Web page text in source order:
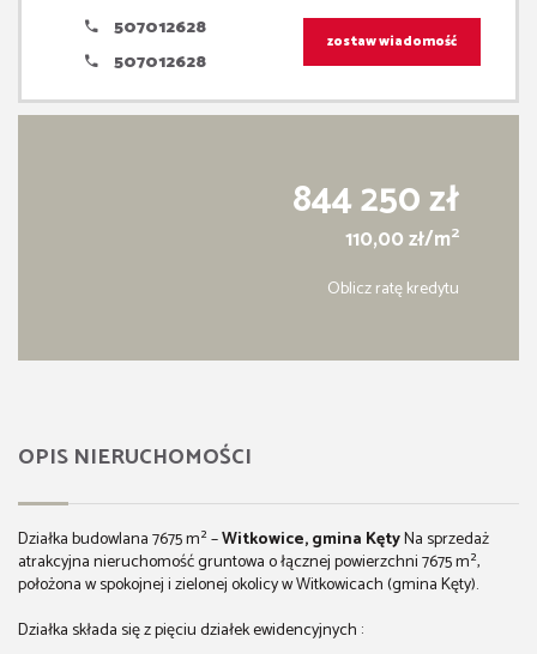
507012628
507012628
zostaw wiadomość
844 250 zł
110,00 zł/m2
Oblicz ratę kredytu
OPIS NIERUCHOMOŚCI
Działka budowlana 7675 m² –Witkowice, gmina KętyNa sprzedaż
atrakcyjna nieruchomość gruntowa o łącznej powierzchni 7675 m²,
położona w spokojnej i zielonej okolicy w Witkowicach (gmina Kęty).
Działka składa się z pięciu działek ewidencyjnych :